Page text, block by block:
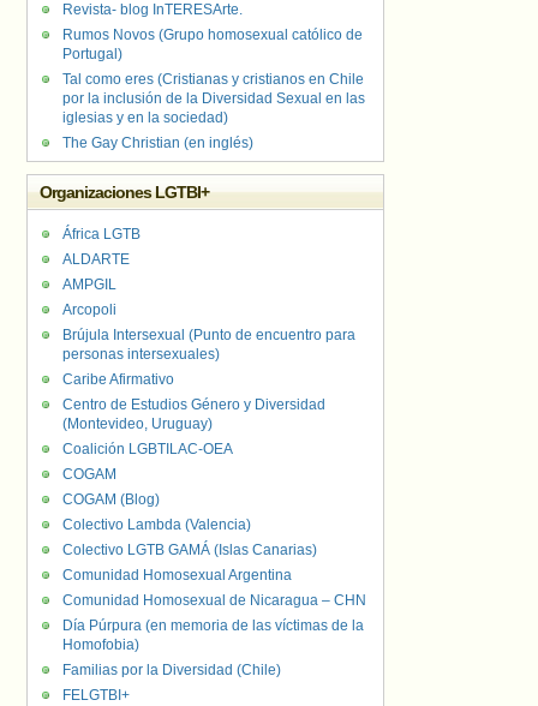
Revista- blog InTERESArte.
Rumos Novos (Grupo homosexual católico de
Portugal)
Tal como eres (Cristianas y cristianos en Chile
por la inclusión de la Diversidad Sexual en las
iglesias y en la sociedad)
The Gay Christian (en inglés)
Organizaciones LGTBI+
África LGTB
ALDARTE
AMPGIL
Arcopoli
Brújula Intersexual (Punto de encuentro para
personas intersexuales)
Caribe Afirmativo
Centro de Estudios Género y Diversidad
(Montevideo, Uruguay)
Coalición LGBTILAC-OEA
COGAM
COGAM (Blog)
Colectivo Lambda (Valencia)
Colectivo LGTB GAMÁ (Islas Canarias)
Comunidad Homosexual Argentina
Comunidad Homosexual de Nicaragua – CHN
Día Púrpura (en memoria de las víctimas de la
Homofobia)
Familias por la Diversidad (Chile)
FELGTBI+